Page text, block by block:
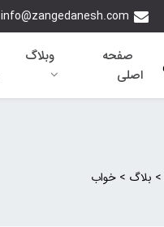
info@zangedanesh.com
صفحه
اصلی
وبلاگ
> بلاگ > خواب